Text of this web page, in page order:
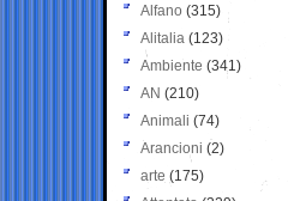
Alfano (315)
Alitalia (123)
Ambiente (341)
AN (210)
Animali (74)
Arancioni (2)
arte (175)